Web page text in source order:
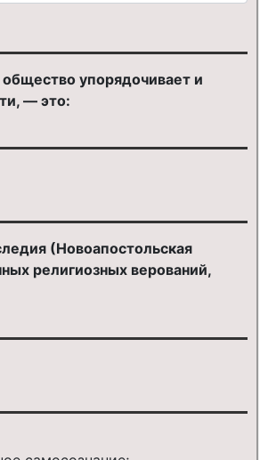
упорядочивает и
— это:
(Новоапостольская
религиозных верований,